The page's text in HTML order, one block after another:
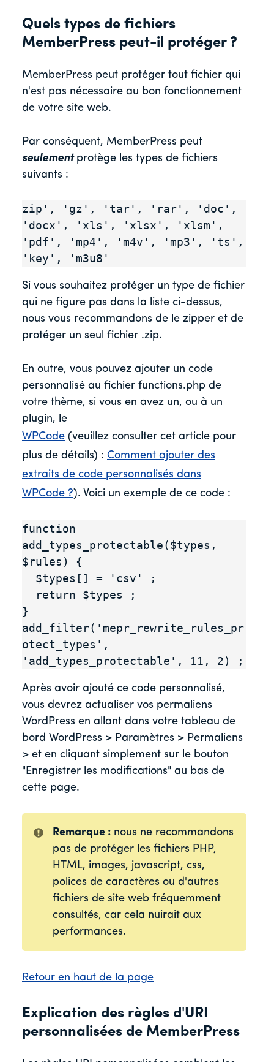
Quels types de fichiers
MemberPress peut-il protéger ?
MemberPress peut protéger tout fichier qui
n'est pas nécessaire au bon fonctionnement
de votre site web.
Par conséquent, MemberPress peut
seulement protège les types de fichiers
suivants :
zip', 'gz', 'tar', 'rar', 'doc',
'docx', 'xls', 'xlsx', 'xlsm',
'pdf', 'mp4', 'm4v', 'mp3', 'ts',
'key', 'm3u8'
Si vous souhaitez protéger un type de fichier
qui ne figure pas dans la liste ci-dessus,
nous vous recommandons de le zipper et de
protéger un seul fichier .zip.
En outre, vous pouvez ajouter un code
personnalisé au fichier functions.php de
votre thème, si vous en avez un, ou à un
plugin, le
WPCode (veuillez consulter cet article pour
plus de détails) : Comment ajouter des
extraits de code personnalisés dans
WPCode ?). Voici un exemple de ce code :
function
add_types_protectable($types,
$rules) {
}
add_filter('mepr_rewrite_rules_pr
otect_types',
'add_types_protectable', 11, 2) ;
Après avoir ajouté ce code personnalisé,
vous devrez actualiser vos permaliens
WordPress en allant dans votre tableau de
bord WordPress > Paramètres > Permaliens
> et en cliquant simplement sur le bouton
"Enregistrer les modifications" au bas de
cette page.
Remarque : nous ne recommandons
pas de protéger les fichiers PHP,
HTML, images, javascript, css,
polices de caractères ou d'autres
fichiers de site web fréquemment
consultés, car cela nuirait aux
performances.
Retour en haut de la page
Explication des règles d'URI
personnalisées de MemberPress